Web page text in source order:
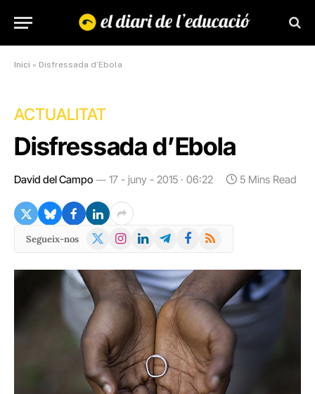
Inici » Disfressada d’Ebola
ACTUALITAT
Disfressada d’Ebola
David del Campo 17 - juny - 2015 · 06:22 5 Mins Read
Segueix-nos
X
Instagram
LinkedInTelegramFacebook
RSS